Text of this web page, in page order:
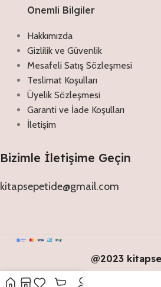
Onemli Bilgiler
Hakkımızda
Gizlilik ve Güvenlik
Mesafeli Satış Sözleşmesi
Teslimat Koşulları
Üyelik Sözleşmesi
Garanti ve İade Koşulları
İletişim
Bizimle İletişime Geçin
kitapsepetide@gmail.com
@2023